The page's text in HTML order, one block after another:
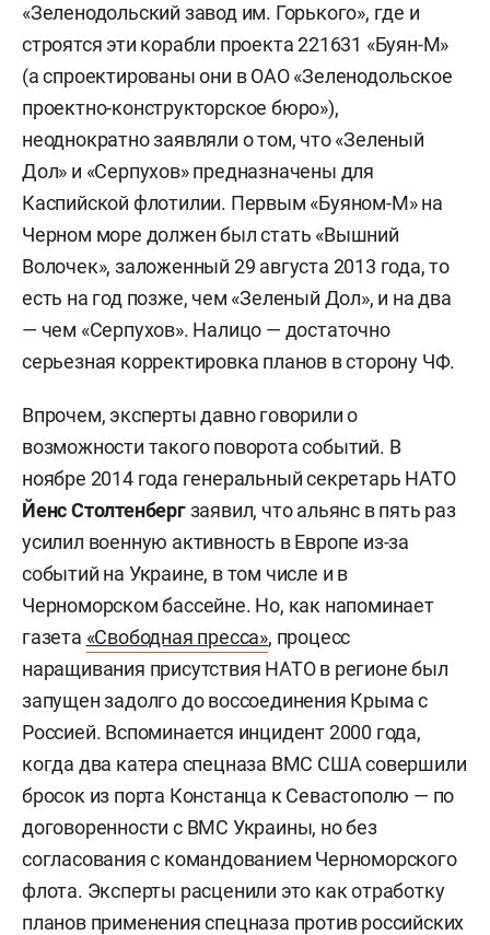
«Зеленодольский завод им. Горького», где и
строятся эти корабли проекта 221631 «Буян-М»
(а спроектированы они в ОАО «Зеленодольское
проектно-конструкторское бюро»),
неоднократно заявляли о том, что «Зеленый
Дол» и «Серпухов» предназначены для
Каспийской флотилии. Первым «Буяном-М» на
Черном море должен был стать «Вышний
Волочек», заложенный 29 августа 2013 года, то
есть на год позже, чем «Зеленый Дол», и на два
— чем «Серпухов». Налицо — достаточно
серьезная корректировка планов в сторону ЧФ.
Впрочем, эксперты давно говорили о
возможности такого поворота событий. В
ноябре 2014 года генеральный секретарь НАТО
Йенс Столтенбергзаявил, что альянс в пять раз
усилил военную активность в Европе из-за
событий на Украине, в том числе и в
Черноморском бассейне. Но, как напоминает
газета «Свободная пресса», процесс
наращивания присутствия НАТО в регионе был
запущен задолго до воссоединения Крыма с
Россией. Вспоминается инцидент 2000 года,
когда два катера спецназа ВМС США совершили
бросок из порта Констанца к Севастополю — по
договоренности с ВМС Украины, но без
согласования с командованием Черноморского
флота. Эксперты расценили это как отработку
планов применения спецназа против российских